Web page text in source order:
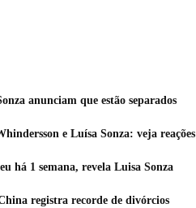
anunciam que estão separados
e Luísa Sonza: veja reações
há 1 semana, revela Luisa Sonza
registra recorde de divórcios